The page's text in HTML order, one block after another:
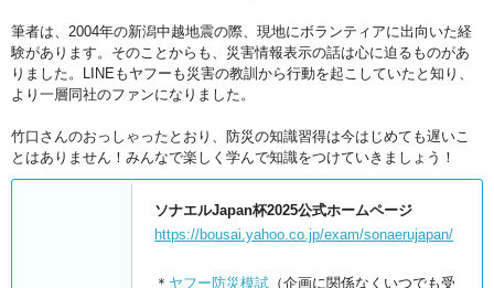
筆者は、2004年の新潟中越地震の際、現地にボランティアに出向いた経
験があります。そのことからも、災害情報表示の話は心に迫るものがあ
りました。LINEもヤフーも災害の教訓から行動を起こしていたと知り、
より一層同社のファンになりました。
竹口さんのおっしゃったとおり、防災の知識習得は今はじめても遅いこ
とはありません！みんなで楽しく学んで知識をつけていきましょう！
ソナエルJapan杯2025公式ホームページ
https://bousai.yahoo.co.jp/exam/sonaerujapan/
＊ ヤフー防災模試 （企画に関係なくいつでも受